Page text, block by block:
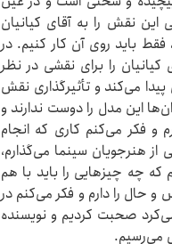
نقش را به آقای کیانیان
باید روی آن کار کنیم. در
را برای نقشی در نظر
می‌کند و تأثیرگذاری نقش
این مدل را دوست ندارند و
فکر می‌کنم کاری که انجام
هنرجویان سینما می‌گذارم،
می‌کنم که چه چیزهایی را باید با هم
حال را دارم و فکر می‌کنم در
صحبت کردیم و نویسنده
می‌رسیم.